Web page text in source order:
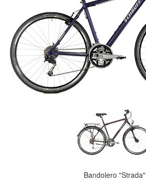
Bandolero "Strada"